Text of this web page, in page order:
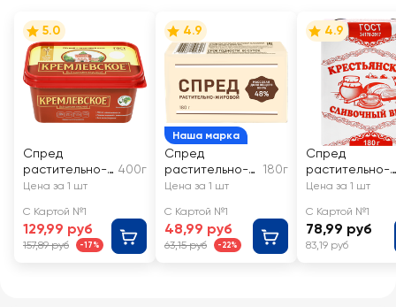
5.0
Спред
растительно-
жировой ТМ
60%, без змж
400г
Цена за 1 шт
С Картой №1
129,99 руб
157,89 руб -17%
Наша марка
4.9
Спред
растительно-
жировой 48%, с
180г
Цена за 1 шт
С Картой №1
48,99 руб
63,15 руб -22%
4.9
Спред
растительно-
жировой
Сливочник
Цена за 1 шт
С Картой №1
78,99 руб
83,19 руб